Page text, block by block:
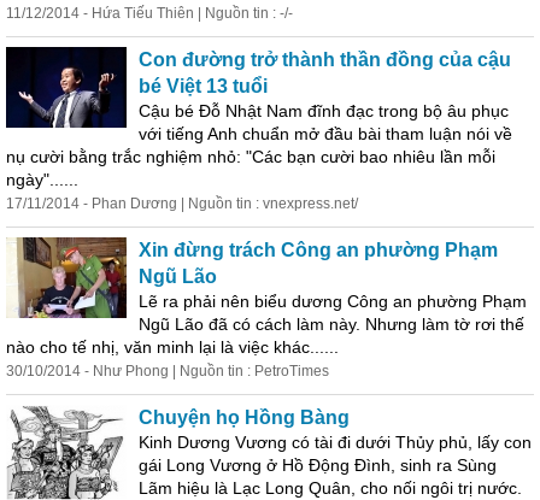
11/12/2014 - Hứa Tiếu Thiên | Nguồn tin : -/-
Con đường trở thành thần đồng của cậu
bé Việt 13 tuổi
Cậu bé Đỗ Nhật Nam đĩnh đạc trong bộ âu phục
với tiếng Anh chuẩn mở đầu bài tham luận nói về
nụ cười bằng trắc nghiệm nhỏ: "Các bạn cười bao nhiêu lần mỗi
ngày"......
17/11/2014 - Phan Dương | Nguồn tin : vnexpress.net/
Xin đừng trách Công an phường Phạm
Ngũ Lão
Lẽ ra phải nên biểu dương Công an phường Phạm
Ngũ Lão đã có cách làm này. Nhưng làm tờ rơi thế
nào cho tế nhị, văn minh lại là việc khác......
30/10/2014 - Như Phong | Nguồn tin : PetroTimes
Chuyện họ Hồng Bàng
Kinh Dương Vương có tài đi dưới Thủy phủ, lấy con
gái Long Vương ở Hồ Động Đình, sinh ra Sùng
Lãm hiệu là Lạc Long Quân, cho nối ngôi trị nước.